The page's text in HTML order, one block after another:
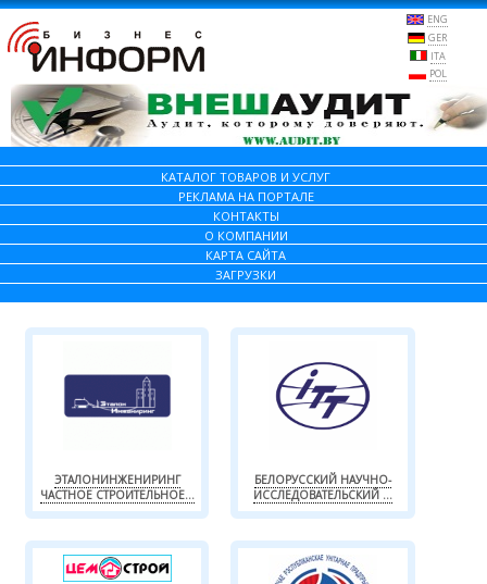
ENG
GER
ITA
POL
КАТАЛОГ ТОВАРОВ И УСЛУГ
РЕКЛАМА НА ПОРТАЛЕ
КОНТАКТЫ
О КОМПАНИИ
КАРТА САЙТА
ЗАГРУЗКИ
ЭТАЛОНИНЖЕНИРИНГ
ЧАСТНОЕ СТРОИТЕЛЬНОЕ...
БЕЛОРУССКИЙ НАУЧНО-
ИССЛЕДОВАТЕЛЬСКИЙ ...